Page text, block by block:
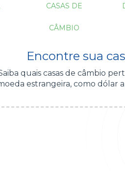
CASAS DE
CÂMBIO
Encontre sua
quais casas de câmbio
estrangeira, como dólar